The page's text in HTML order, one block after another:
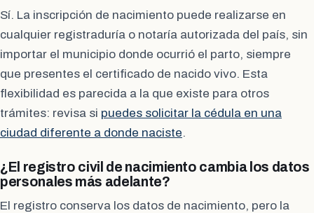
Sí. La inscripción de nacimiento puede realizarse en
cualquier registraduría o notaría autorizada del país, sin
importar el municipio donde ocurrió el parto, siempre
que presentes el certificado de nacido vivo. Esta
flexibilidad es parecida a la que existe para otros
trámites: revisa si puedes solicitar la cédula en una
ciudad diferente a donde naciste.
¿El registro civil de nacimiento cambia los datos
personales más adelante?
El registro conserva los datos de nacimiento, pero la